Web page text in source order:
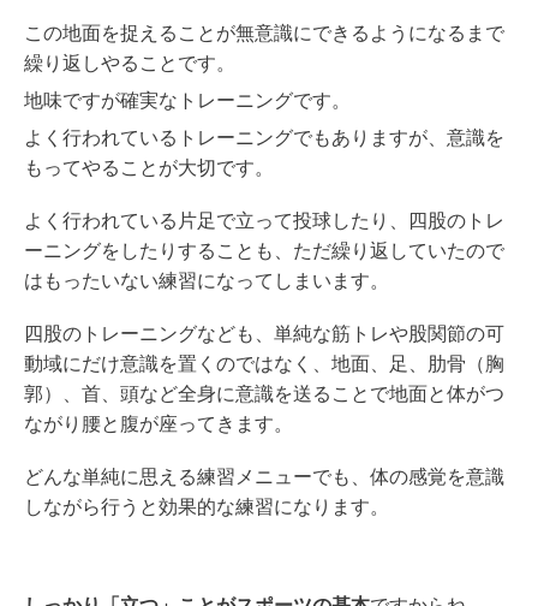
この地面を捉えることが無意識にできるようになるまで
繰り返しやることです。
地味ですが確実なトレーニングです。
よく行われているトレーニングでもありますが、意識を
もってやることが大切です。
よく行われている片足で立って投球したり、四股のトレ
ーニングをしたりすることも、ただ繰り返していたので
はもったいない練習になってしまいます。
四股のトレーニングなども、単純な筋トレや股関節の可
動域にだけ意識を置くのではなく、地面、足、肋骨（胸
郭）、首、頭など全身に意識を送ることで地面と体がつ
ながり腰と腹が座ってきます。
どんな単純に思える練習メニューでも、体の感覚を意識
しながら行うと効果的な練習になります。